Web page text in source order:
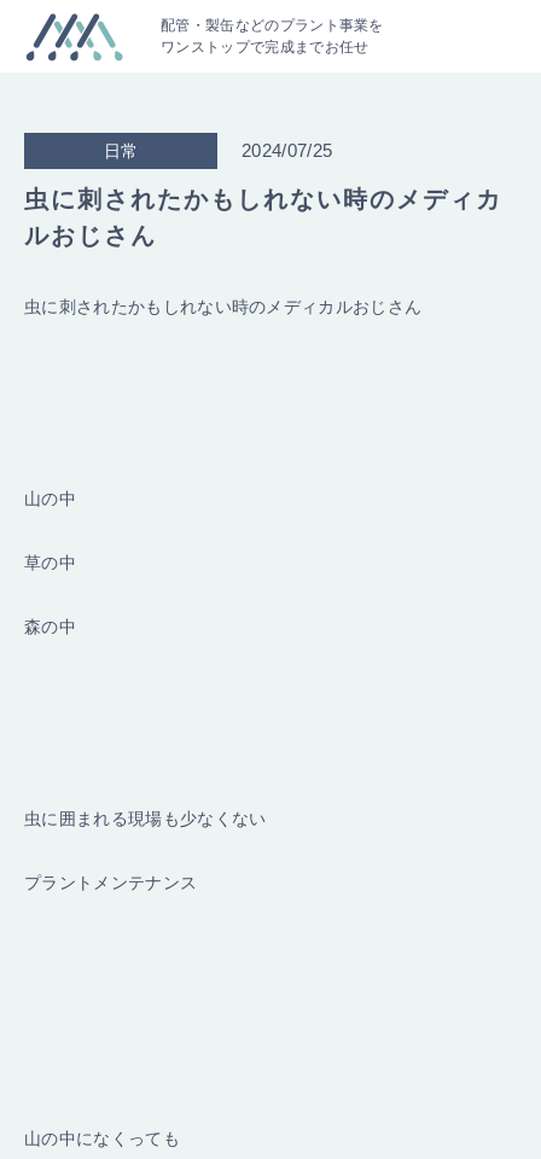
配管・製缶などのプラント事業を
ワンストップで完成までお任せ
日常 2024/07/25
虫に刺されたかもしれない時のメディカ
ルおじさん
虫に刺されたかもしれない時のメディカルおじさん
山の中
草の中
森の中
虫に囲まれる現場も少なくない
プラントメンテナンス
山の中になくっても